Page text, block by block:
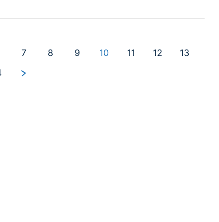
7 8 9 10 11 12
13